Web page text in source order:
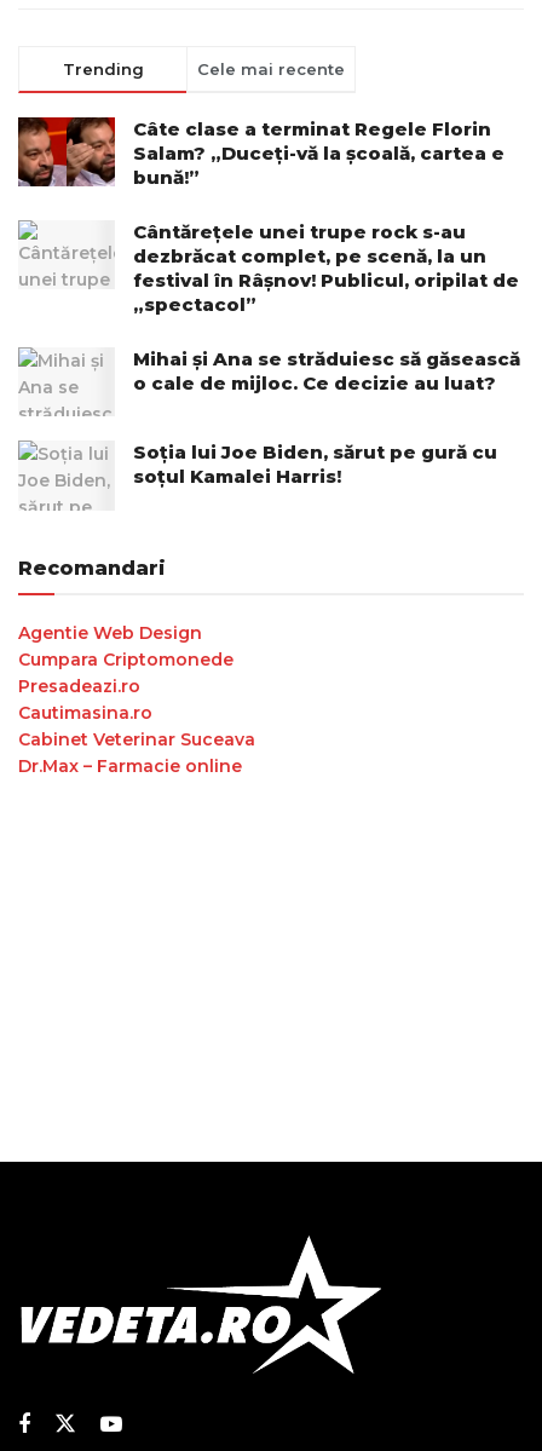
Trending Cele mai recente
Câte clase a terminat Regele Florin
Salam? „Duceți-vă la școală, cartea e
bună!”
Cântărețele unei trupe rock s-au
dezbrăcat complet, pe scenă, la un
festival în Râșnov! Publicul, oripilat de
„spectacol”
Mihai și Ana se străduiesc să găsească
o cale de mijloc. Ce decizie au luat?
Soția lui Joe Biden, sărut pe gură cu
soțul Kamalei Harris!
Recomandari
Agentie Web Design
Cumpara Criptomonede
Presadeazi.ro
Cautimasina.ro
Cabinet Veterinar Suceava
Dr.Max – Farmacie online